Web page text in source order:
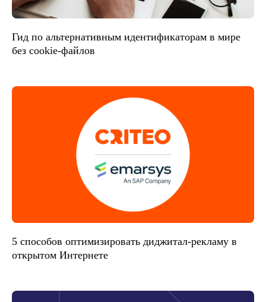
Гид по альтернативным идентификаторам в мире
без cookie-файлов
5 способов оптимизировать диджитал-рекламу в
открытом Интернете